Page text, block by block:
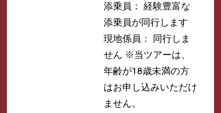
添乗員： 経験豊富な
添乗員が同行します
現地係員： 同行しま
せん ※当ツアーは、
年齢が18歳未満の方
はお申し込みいただけ
ません。